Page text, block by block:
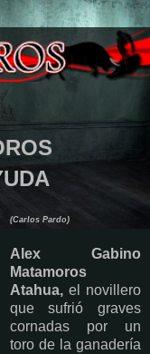
(Carlos Pardo)
Alex Gabino
Matamoros
Atahua,el novillero
que sufrió graves
cornadas por un
toro de la ganadería